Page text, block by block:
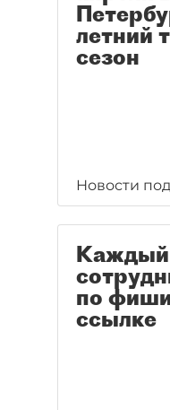
летний
сезон
Новости
Каждый
по
ссылке